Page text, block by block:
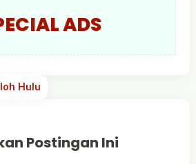
ADS
Hulu
Postingan Ini